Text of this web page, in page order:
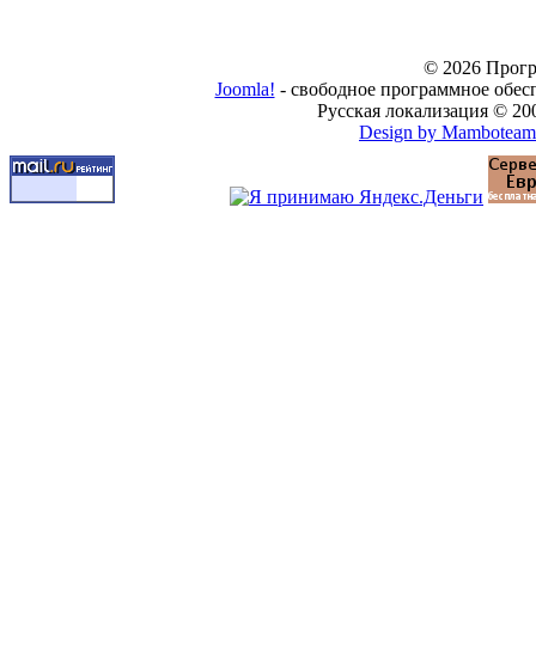
© 2026
Joomla! - свободное программное
Русская локализация ©
Design by